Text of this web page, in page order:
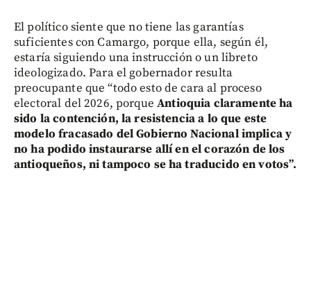
El político siente que no tiene las garantías
suficientes con Camargo, porque ella, según él,
estaría siguiendo una instrucción o un libreto
ideologizado. Para el gobernador resulta
preocupante que “todo esto de cara al proceso
electoral del 2026, porqueAntioquia claramente ha
sido la contención, la resistencia a lo que este
modelo fracasado del Gobierno Nacional implica y
no ha podido instaurarse allí en el corazón de los
antioqueños, ni tampoco se ha traducido en votos”.